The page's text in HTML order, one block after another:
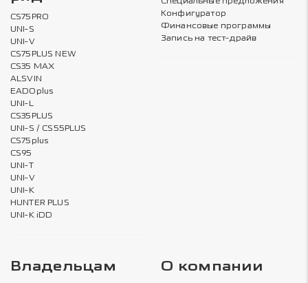
CS75PRO
UNI-S
UNI-V
CS75PLUS NEW
CS35 MAX
ALSVIN
EADOplus
UNI-L
CS35PLUS
UNI-S / CS55PLUS
CS75plus
CS95
UNI-T
UNI-V
UNI-K
HUNTER PLUS
UNI-K iDD
Конфигуратор
Финансовые программы
Запись на тест-драйв
Владельцам О компании